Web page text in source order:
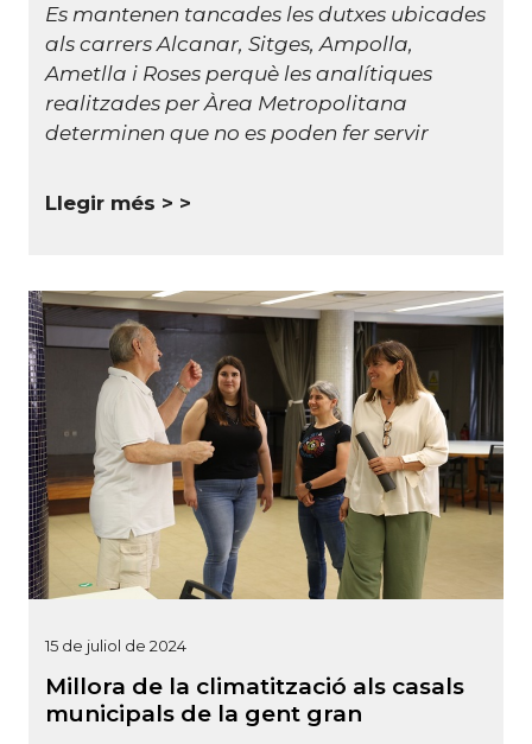
Es mantenen tancades les dutxes ubicades
als carrers Alcanar, Sitges, Ampolla,
Ametlla i Roses perquè les analítiques
realitzades per Àrea Metropolitana
determinen que no es poden fer servir
Llegir més >
15 de juliol de 2024
Millora de la climatització als casals
municipals de la gent gran